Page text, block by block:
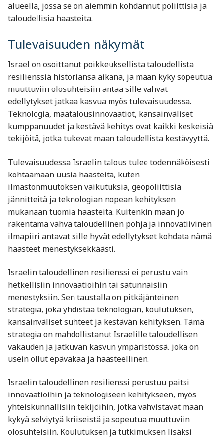
alueella, jossa se on aiemmin kohdannut poliittisia ja
taloudellisia haasteita.
Tulevaisuuden näkymät
Israel on osoittanut poikkeuksellista taloudellista
resilienssiä historiansa aikana, ja maan kyky sopeutua
muuttuviin olosuhteisiin antaa sille vahvat
edellytykset jatkaa kasvua myös tulevaisuudessa.
Teknologia, maatalousinnovaatiot, kansainväliset
kumppanuudet ja kestävä kehitys ovat kaikki keskeisiä
tekijöitä, jotka tukevat maan taloudellista kestävyyttä.
Tulevaisuudessa Israelin talous tulee todennäköisesti
kohtaamaan uusia haasteita, kuten
ilmastonmuutoksen vaikutuksia, geopoliittisia
jännitteitä ja teknologian nopean kehityksen
mukanaan tuomia haasteita. Kuitenkin maan jo
rakentama vahva taloudellinen pohja ja innovatiivinen
ilmapiiri antavat sille hyvät edellytykset kohdata nämä
haasteet menestyksekkäästi.
Israelin taloudellinen resilienssi ei perustu vain
hetkellisiin innovaatioihin tai satunnaisiin
menestyksiin. Sen taustalla on pitkäjänteinen
strategia, joka yhdistää teknologian, koulutuksen,
kansainväliset suhteet ja kestävän kehityksen. Tämä
strategia on mahdollistanut Israelille taloudellisen
vakauden ja jatkuvan kasvun ympäristössä, joka on
usein ollut epävakaa ja haasteellinen.
Israelin taloudellinen resilienssi perustuu paitsi
innovaatioihin ja teknologiseen kehitykseen, myös
yhteiskunnallisiin tekijöihin, jotka vahvistavat maan
kykyä selviytyä kriiseistä ja sopeutua muuttuviin
olosuhteisiin. Koulutuksen ja tutkimuksen lisäksi